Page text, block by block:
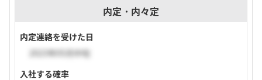
内定・内々定
内定連絡を受けた日
2023年05月中旬
入社する確率